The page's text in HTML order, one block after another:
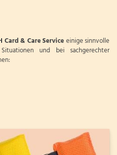
Card & Care Serviceeinige sinnvolle
und bei sachgerechter